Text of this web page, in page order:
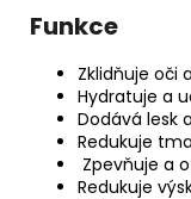
Funkce
Zklidňuje oči
Hydratuje a
Dodává lesk
Redukuje
Zpevňuje a
Redukuje
TONIKUM
HYDRATAČNÍM
KOMPLEXEM